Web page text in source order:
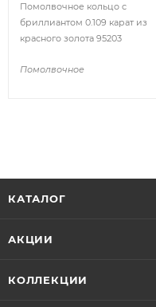
Помолвочное кольцо с
бриллиантом 0.109 карат из
красного золота 95203
Помолвочное
КАТАЛОГ
АКЦИИ
КОЛЛЕКЦИИ